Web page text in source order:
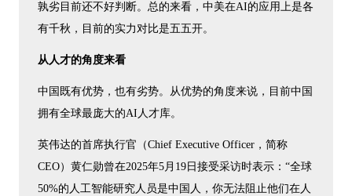
孰劣目前还不好判断。总的来看，中美在AI的应用上是各
有千秋，目前的实力对比是五五开。
从人才的角度来看
中国既有优势，也有劣势。从优势的角度来说，目前中国
拥有全球最庞大的AI人才库。
英伟达的首席执行官（Chief Executive Officer，简称
CEO）黄仁勋曾在2025年5月19日接受采访时表示：“全球
50%的人工智能研究人员是中国人，你无法阻止他们在人